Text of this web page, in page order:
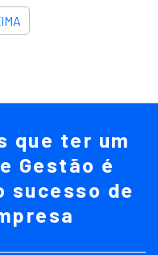
que ter um
Gestão é
sucesso de